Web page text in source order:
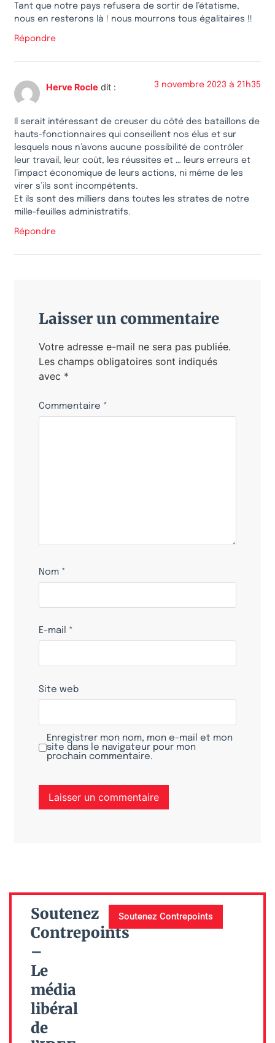
Tant que notre pays refusera de sortir de l’étatisme,
nous en resterons là ! nous mourrons tous égalitaires !!
Répondre
Herve Rocle dit : 3 novembre 2023 à 21h35
Il serait intéressant de creuser du côté des bataillons de
hauts-fonctionnaires qui conseillent nos élus et sur
lesquels nous n’avons aucune possibilité de contrôler
leur travail, leur coût, les réussites et … leurs erreurs et
l’impact économique de leurs actions, ni même de les
virer s’ils sont incompétents.
Et ils sont des milliers dans toutes les strates de notre
mille-feuilles administratifs.
Répondre
Laisser un commentaire
Votre adresse e-mail ne sera pas publiée.
Les champs obligatoires sont indiqués
avec *
Commentaire *
Nom *
E-mail *
Site web
Enregistrer mon nom, mon e-mail et mon
site dans le navigateur pour mon
prochain commentaire.
Soutenez
Contrepoints
–
Le
média
libéral
de
Soutenez Contrepoints